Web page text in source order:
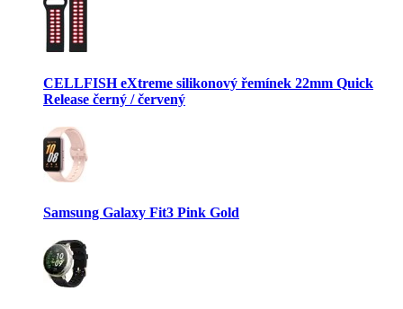
CELLFISH eXtreme silikonový řemínek 22mm Quick
Release černý / červený
Samsung Galaxy Fit3 Pink Gold